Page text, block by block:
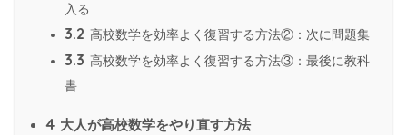
入る
3.2 高校数学を効率よく復習する方法②：次に問題集
3.3 高校数学を効率よく復習する方法③：最後に教科
書
4 大人が高校数学をやり直す方法